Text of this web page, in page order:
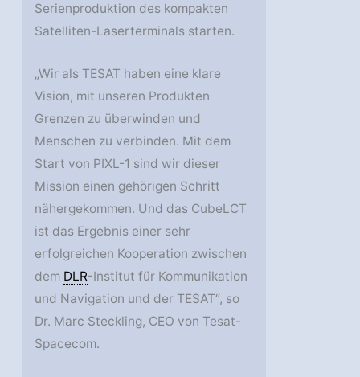
Serienproduktion des kompakten
Satelliten-Laserterminals starten.
„Wir als TESAT haben eine klare
Vision, mit unseren Produkten
Grenzen zu überwinden und
Menschen zu verbinden. Mit dem
Start von PIXL-1 sind wir dieser
Mission einen gehörigen Schritt
nähergekommen. Und das CubeLCT
ist das Ergebnis einer sehr
erfolgreichen Kooperation zwischen
dem DLR-Institut für Kommunikation
und Navigation und der TESAT“, so
Dr. Marc Steckling, CEO von Tesat-
Spacecom.